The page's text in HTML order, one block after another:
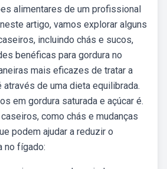
alimentares de um profissional
artigo, vamos explorar alguns
incluindo chás e sucos,
benéficas para gordura no
mais eficazes de tratar a
de uma dieta equilibrada.
em gordura saturada e açúcar é.
como chás e mudanças
podem ajudar a reduzir o
no fígado: